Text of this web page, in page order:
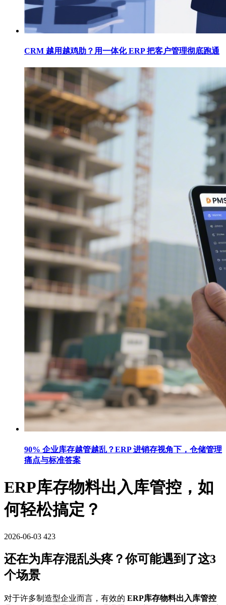
CRM 越用越鸡肋？用一体化 ERP 把客户管理彻底跑通
90% 企业库存越管越乱？ERP 进销存视角下，仓储管理
痛点与标准答案
ERP库存物料出入库管控，如
何轻松搞定？
2026-06-03 423
还在为库存混乱头疼？你可能遇到了这3
个场景
对于许多制造型企业而言，有效的 ERP库存物料出入库管控